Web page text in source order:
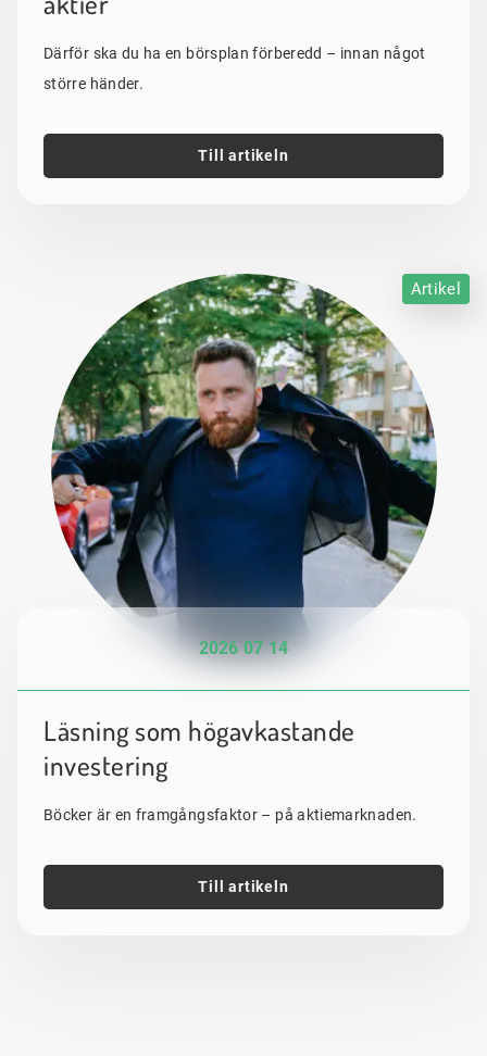
Därför ska du ha en börsplan förberedd – innan något
större händer.
Till artikeln
Artikel
2026 07 14
Läsning som högavkastande
investering
Böcker är en framgångsfaktor – på aktiemarknaden.
Till artikeln